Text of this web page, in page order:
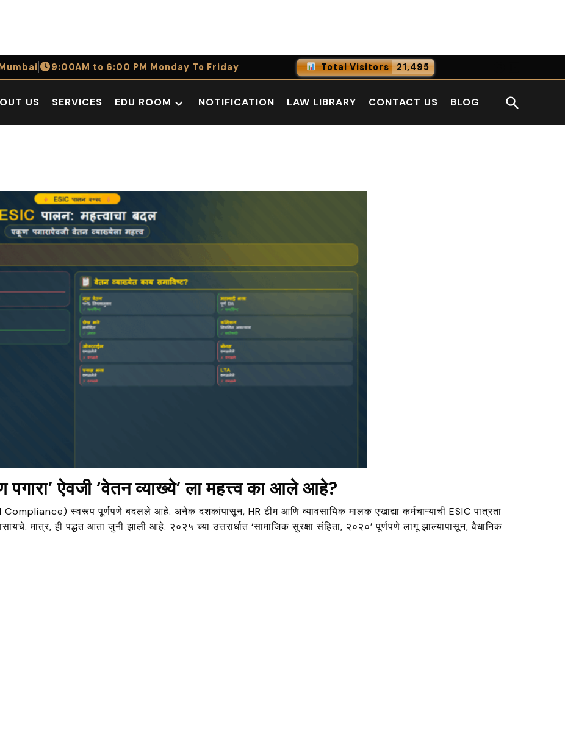
9:00AM to 6:00 PM Monday To Friday Total Visitors 21,495
0
Today
0
Yesterday
US SERVICES EDU ROOM NOTIFICATION LAW LIBRARY CONTACT US BLOG
Open
Search
ऐवजी ‘वेतन व्याख्ये’ ला महत्त्व का आले आहे?
स्वरूप पूर्णपणे बदलले आहे. अनेक दशकांपासून, HR टीम आणि व्यावसायिक मालक एखाद्या कर्मचाऱ्याची ESIC पात्रता
मात्र, ही पद्धत आता जुनी झाली आहे. २०२५ च्या उत्तरार्धात ‘सामाजिक सुरक्षा संहिता, २०२०’ पूर्णपणे लागू झाल्यापासून, वैधानिक